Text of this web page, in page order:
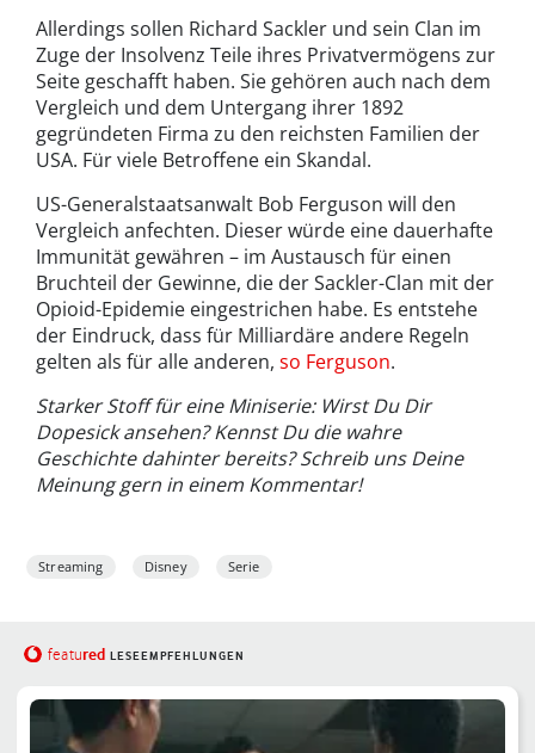
Allerdings sollen Richard Sackler und sein Clan im
Zuge der Insolvenz Teile ihres Privatvermögens zur
Seite geschafft haben. Sie gehören auch nach dem
Vergleich und dem Untergang ihrer 1892
gegründeten Firma zu den reichsten Familien der
USA. Für viele Betroffene ein Skandal.
US-Generalstaatsanwalt Bob Ferguson will den
Vergleich anfechten. Dieser würde eine dauerhafte
Immunität gewähren – im Austausch für einen
Bruchteil der Gewinne, die der Sackler-Clan mit der
Opioid-Epidemie eingestrichen habe. Es entstehe
der Eindruck, dass für Milliardäre andere Regeln
gelten als für alle anderen, so Ferguson.
Starker Stoff für eine Miniserie: Wirst Du Dir
Dopesick ansehen? Kennst Du die wahre
Geschichte dahinter bereits? Schreib uns Deine
Meinung gern in einem Kommentar!
Streaming Disney Serie
featured LESEEMPFEHLUNGEN